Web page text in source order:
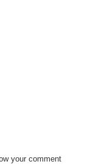
your comment